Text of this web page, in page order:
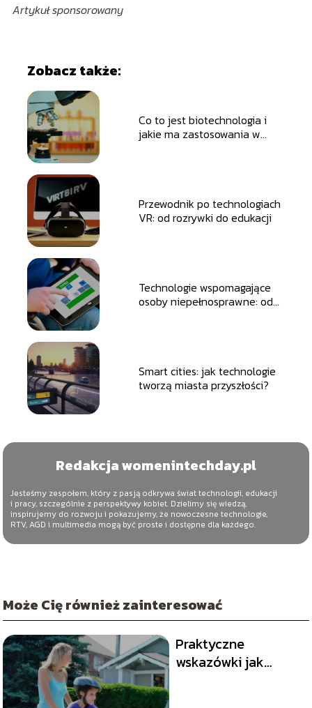
Artykuł sponsorowany
Zobacz także:
Co to jest biotechnologia i
jakie ma zastosowania w
Przewodnik po technologiach
VR: od rozrywki do edukacji
Technologie wspomagające
osoby niepełnosprawne: od
Smart cities: jak technologie
tworzą miasta przyszłości?
Redakcja womenintechday.pl
Jesteśmy zespołem, który z pasją odkrywa świat technologii, edukacji
i pracy, szczególnie z perspektywy kobiet. Dzielimy się wiedzą,
inspirujemy do rozwoju i pokazujemy, że nowoczesne technologie,
RTV, AGD i multimedia mogą być proste i dostępne dla każdego.
Może Cię również zainteresować
Praktyczne
wskazówki jak